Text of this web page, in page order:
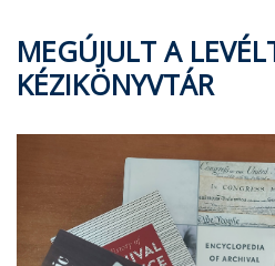
MEGÚJULT A
KÉZIKÖNYVTÁR